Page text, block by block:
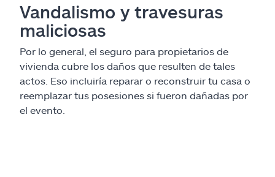
Vandalismo y travesuras
maliciosas
Por lo general, el seguro para propietarios de
vivienda cubre los daños que resulten de tales
actos. Eso incluiría reparar o reconstruir tu casa o
reemplazar tus posesiones si fueron dañadas por
el evento.